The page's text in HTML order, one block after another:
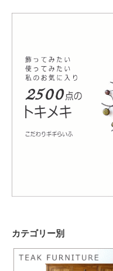
カテゴリー別